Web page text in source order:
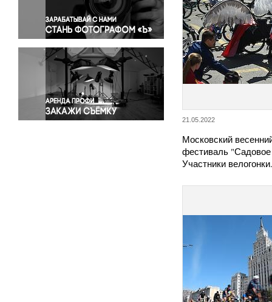
Происшествия и конфликты
Религия
Светская жизнь
Спорт
Экология
Экономика и бизнес
21.05.2022
Московский
фестиваль
Участники велогонки.